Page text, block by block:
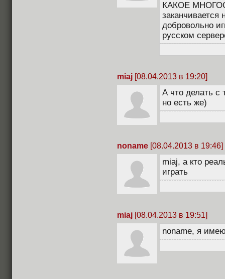
КАКОЕ
добровольно
русском
miaj [08.04.2013 в 19:20]
А что делать с
но есть же)
noname [08.04.2013 в 19:46]
miaj, а кто
играть
miaj [08.04.2013 в 19:51]
noname, я